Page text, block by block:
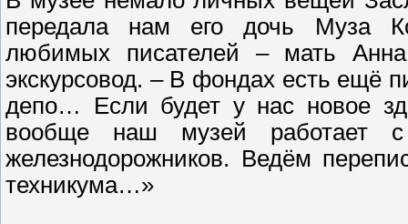
передала нам его дочь Муза
любимых писателей – мать
экскурсовод. – В фондах есть ещё
депо… Если будет у нас новое
вообще наш музей
железнодорожников. Ведём
техникума…»